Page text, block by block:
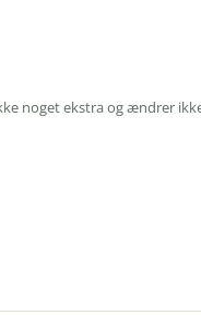
noget ekstra og ændrer